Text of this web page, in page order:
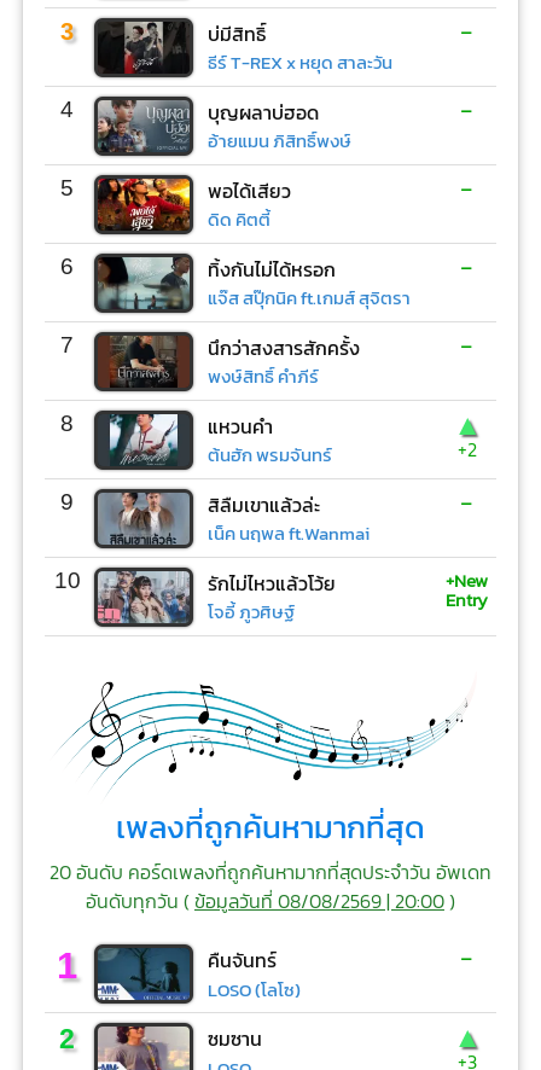
3 บ่มีสิทธิ์
ธีร์ T-REX x หยุด สาละวัน
-
4 บุญผลาบ่ฮอด
อ้ายแมน ภิสิทธิ์พงษ์
-
5 พอได้เสียว
ดิด คิตตี้
-
6 ทิ้งกันไม่ได้หรอก
แจ๊ส สปุ๊กนิค ft.เกมส์ สุจิตรา
-
7 นึกว่าสงสารสักครั้ง
พงษ์สิทธิ์ คำภีร์
-
8 แหวนคำ
ต้นฮัก พรมจันทร์
▲
+2
9 สิลืมเขาแล้วล่ะ
เน็ค นฤพล ft.Wanmai
-
10 รักไม่ไหวแล้วโว้ย
โจอี้ ภูวศิษฐ์
+New
Entry
เพลงที่ถูกค้นหามากที่สุด
20 อันดับ คอร์ดเพลงที่ถูกค้นหามากที่สุดประจำวัน อัพเดท
อันดับทุกวัน (ข้อมูลวันที่ 08/08/2569 | 20:00)
1 คืนจันทร์
LOSO (โลโซ)
-
2 ซมซาน ▲
+3